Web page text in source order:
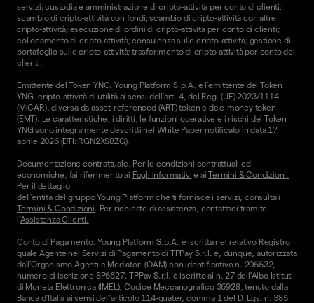
servizi: custodia e amministrazione di cripto-attività per conto di clienti;
scambio di cripto-attività con fondi; scambio di cripto-attività con altre
cripto-attività; esecuzione di ordini di cripto-attività per conto di clienti;
collocamento di cripto-attività; consulenza sulle cripto-attività; gestione di
portafoglio sulle cripto-attività; trasferimento di cripto-attività per conto dei
clienti.
Emittente del Token YNG. Young Platform S.p.A. è l'emittente del Token
YNG, cripto-attività di utilità ai sensi dell'art. 4, del Reg. (UE) 2023/1114
(MiCAR), diversa da asset-referenced (ART) token e da e-money token
(EMT). Le caratteristiche, i diritti, le funzioni operative e i rischi del Token
YNG sono integralmente descritti nel White Papernotificato in data 17
aprile 2026 (DTI: RGN2XS8ZG).
Documentazione contrattuale. Per le condizioni contrattuali ed
economiche, fai riferimento ai Fogli informativi e aiTermini & Condizioni.
Per il dettaglio
dell'entità del gruppo Young Platform che ti fornisce i servizi, consulta i
Termini & Condizioni. Per richieste di assistenza, contattaci tramite
l'Assistenza Clienti.
Conto di Pagamento. Young Platform S.p.A. è iscritta nel relativo Registro
quale Agente nei Servizi di Pagamento di TPPay S.r.l. e, dunque, autorizzata
dall’Organismo Agenti e Mediatori (OAM) con identificativo n. 205532,
numero di iscrizione SP5627. TPPay S.r.l. è iscritto al n. 27 dell’Albo Istituti
di Moneta Elettronica (IMEL), Codice Meccanografico 36928, tenuto dalla
Banca d’Italia ai sensi dell’articolo 114-quater, comma 1 del D. Lgs. n. 385